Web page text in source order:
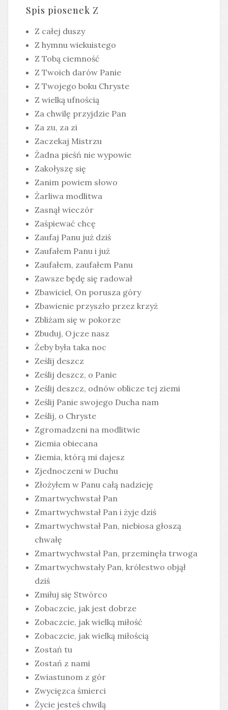
Spis piosenek Z
Z całej duszy
Z hymnu wiekuistego
Z Tobą ciemność
Z Twoich darów Panie
Z Twojego boku Chryste
Z wielką ufnością
Za chwilę przyjdzie Pan
Za zu, za zi
Zaczekaj Mistrzu
Żadna pieśń nie wypowie
Zakołyszę się
Zanim powiem słowo
Żarliwa modlitwa
Zasnął wieczór
Zaśpiewać chcę
Zaufaj Panu już dziś
Zaufałem Panu i już
Zaufałem, zaufałem Panu
Zawsze będę się radował
Zbawiciel, On porusza góry
Zbawienie przyszło przez krzyż
Zbliżam się w pokorze
Zbuduj, Ojcze nasz
Żeby była taka noc
Ześlij deszcz
Ześlij deszcz, o Panie
Ześlij deszcz, odnów oblicze tej ziemi
Ześlij Panie swojego Ducha nam
Ześlij, o Chryste
Zgromadzeni na modlitwie
Ziemia obiecana
Ziemia, którą mi dajesz
Zjednoczeni w Duchu
Złożyłem w Panu całą nadzieję
Zmartwychwstał Pan
Zmartwychwstał Pan i żyje dziś
Zmartwychwstał Pan, niebiosa głoszą
chwałę
Zmartwychwstał Pan, przeminęła trwoga
Zmartwychwstały Pan, królestwo objął
dziś
Zmiłuj się Stwórco
Zobaczcie, jak jest dobrze
Zobaczcie, jak wielką miłość
Zobaczcie, jak wielką miłością
Zostań tu
Zostań z nami
Zwiastunom z gór
Zwycięzca śmierci
Życie jesteś chwilą